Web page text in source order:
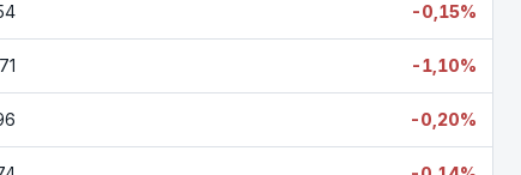
-0,15%
-1,10%
-0,20%